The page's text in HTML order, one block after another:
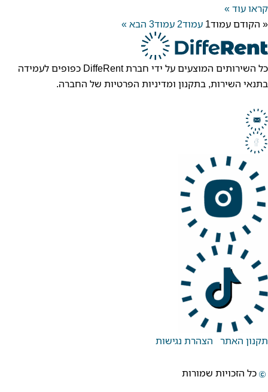
קראו עוד »
« הקודםעמוד1 עמוד2עמוד3 הבא »
כל השירותים המוצעים על ידי חברת DiffeRent כפופים לעמידה
בתנאי השירות, בתקנון ומדיניות הפרטיות של החברה.
תקנון האתר הצהרת נגישות
כל הזכויות שמורות